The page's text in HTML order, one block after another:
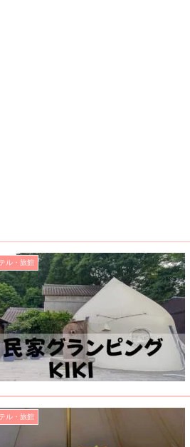
ル・旅館
ル・旅館